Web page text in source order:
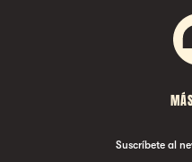
Suscríbete al